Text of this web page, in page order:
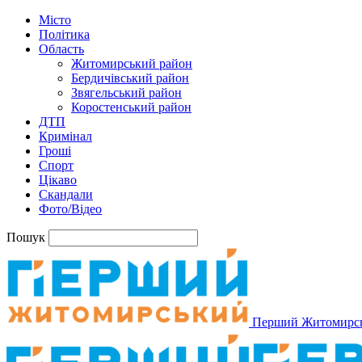
Місто
Політика
Область
Житомирський район
Бердичівський район
Звягельський район
Коростенський район
ДТП
Кримінал
Гроші
Спорт
Цікаво
Скандали
Фото/Відео
Пошук
Перший